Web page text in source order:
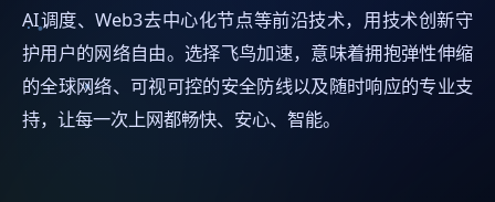
AI调度、Web3去中心化节点等前沿技术，用技术创新守
护用户的网络自由。选择飞鸟加速，意味着拥抱弹性伸缩
的全球网络、可视可控的安全防线以及随时响应的专业支
持，让每一次上网都畅快、安心、智能。